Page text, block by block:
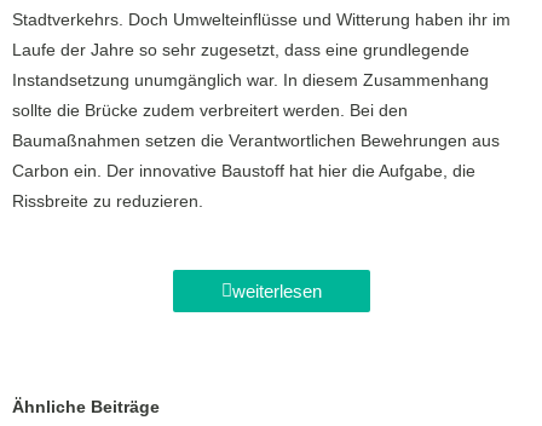
Stadtverkehrs. Doch Umwelteinflüsse und Witterung haben ihr im
Laufe der Jahre so sehr zugesetzt, dass eine grundlegende
Instandsetzung unumgänglich war. In diesem Zusammenhang
sollte die Brücke zudem verbreitert werden. Bei den
Baumaßnahmen setzen die Verantwortlichen Bewehrungen aus
Carbon ein. Der innovative Baustoff hat hier die Aufgabe, die
Rissbreite zu reduzieren.
weiterlesen
Ähnliche Beiträge